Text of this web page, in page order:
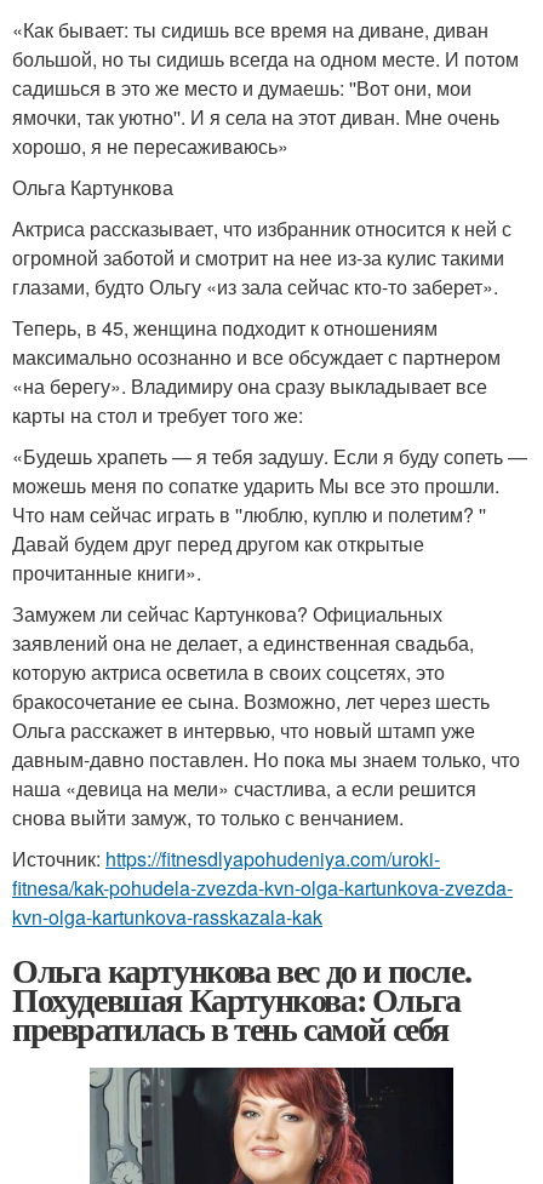
«Как бывает: ты сидишь все время на диване, диван
большой, но ты сидишь всегда на одном месте. И потом
садишься в это же место и думаешь: ''Вот они, мои
ямочки, так уютно''. И я села на этот диван. Мне очень
хорошо, я не пересаживаюсь»
Ольга Картункова
Актриса рассказывает, что избранник относится к ней с
огромной заботой и смотрит на нее из-за кулис такими
глазами, будто Ольгу «из зала сейчас кто-то заберет».
Теперь, в 45, женщина подходит к отношениям
максимально осознанно и все обсуждает с партнером
«на берегу». Владимиру она сразу выкладывает все
карты на стол и требует того же:
«Будешь храпеть — я тебя задушу. Если я буду сопеть —
можешь меня по сопатке ударить Мы все это прошли.
Что нам сейчас играть в ''люблю, куплю и полетим? ''
Давай будем друг перед другом как открытые
прочитанные книги».
Замужем ли сейчас Картункова? Официальных
заявлений она не делает, а единственная свадьба,
которую актриса осветила в своих соцсетях, это
бракосочетание ее сына. Возможно, лет через шесть
Ольга расскажет в интервью, что новый штамп уже
давным-давно поставлен. Но пока мы знаем только, что
наша «девица на мели» счастлива, а если решится
снова выйти замуж, то только с венчанием.
Источник: https://fitnesdlyapohudeniya.com/uroki-
fitnesa/kak-pohudela-zvezda-kvn-olga-kartunkova-zvezda-
kvn-olga-kartunkova-rasskazala-kak
Ольга картункова вес до и после.
Похудевшая Картункова: Ольга
превратилась в тень самой себя